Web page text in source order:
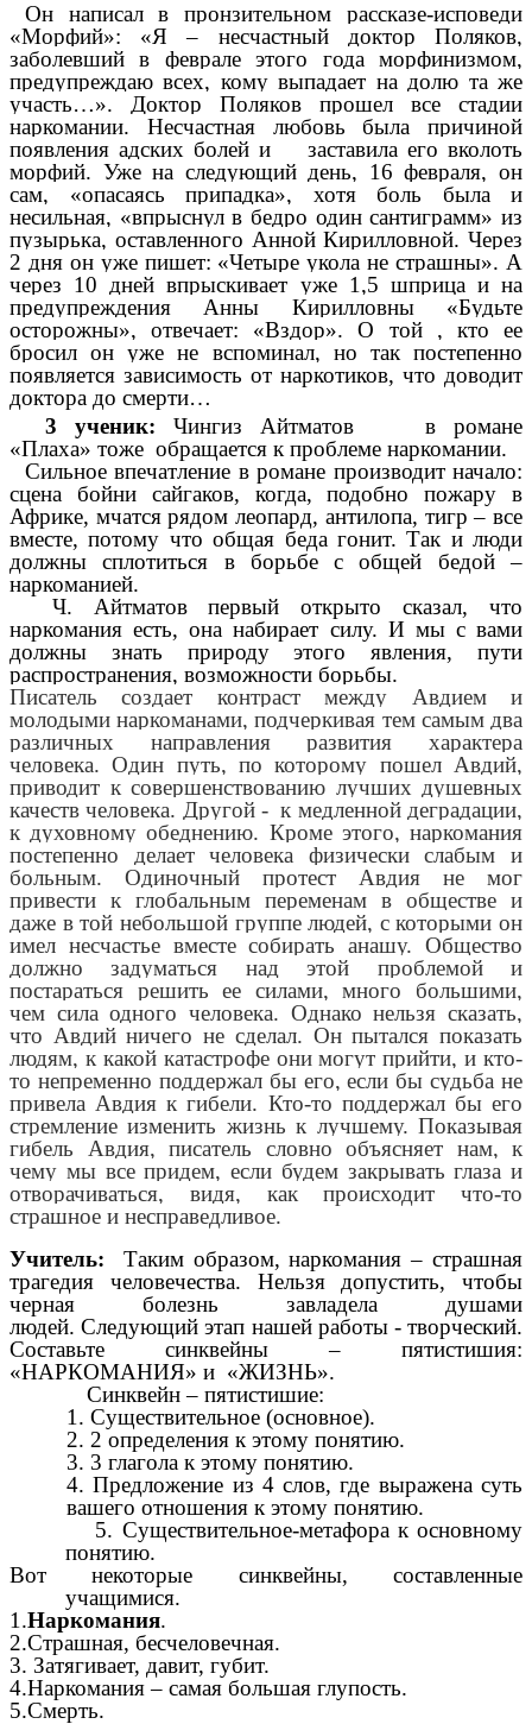
Он написал в пронзительном рассказе-исповеди
«Морфий»: «Я – несчастный доктор Поляков,
заболевший в феврале этого года морфинизмом,
предупреждаю всех, кому выпадает на долю та же
участь…». Доктор Поляков прошел все стадии
наркомании. Несчастная любовь была причиной
появления адских болей и заставила его вколоть
морфий. Уже на следующий день, 16 февраля, он
сам, «опасаясь припадка», хотя боль была и
несильная, «впрыснул в бедро один сантиграмм» из
пузырька, оставленного Анной Кирилловной. Через
2 дня он уже пишет: «Четыре укола не страшны». А
через 10 дней впрыскивает уже 1,5 шприца и на
предупреждения Анны Кирилловны «Будьте
осторожны», отвечает: «Вздор». О той , кто ее
бросил он уже не вспоминал, но так постепенно
появляется зависимость от наркотиков, что доводит
доктора до смерти…
3 ученик: Чингиз Айтматов в романе
«Плаха» тоже обращается к проблеме наркомании.
Сильное впечатление в романе производит начало:
сцена бойни сайгаков, когда, подобно пожару в
Африке, мчатся рядом леопард, антилопа, тигр – все
вместе, потому что общая беда гонит. Так и люди
должны сплотиться в борьбе с общей бедой –
наркоманией.
Ч. Айтматов первый открыто сказал, что
наркомания есть, она набирает силу. И мы с вами
должны знать природу этого явления, пути
распространения, возможности борьбы.
Писатель создает контраст между Авдием и
молодыми наркоманами, подчеркивая тем самым два
различных направления развития характера
человека. Один путь, по которому пошел Авдий,
приводит к совершенствованию лучших душевных
качеств человека. Другой - к медленной деградации,
к духовному обеднению. Кроме этого, наркомания
постепенно делает человека физически слабым и
больным. Одиночный протест Авдия не мог
привести к глобальным переменам в обществе и
даже в той небольшой группе людей, с которыми он
имел несчастье вместе собирать анашу. Общество
должно задуматься над этой проблемой и
постараться решить ее силами, много большими,
чем сила одного человека. Однако нельзя сказать,
что Авдий ничего не сделал. Он пытался показать
людям, к какой катастрофе они могут прийти, и кто-
то непременно поддержал бы его, если бы судьба не
привела Авдия к гибели. Кто-то поддержал бы его
стремление изменить жизнь к лучшему. Показывая
гибель Авдия, писатель словно объясняет нам, к
чему мы все придем, если будем закрывать глаза и
отворачиваться, видя, как происходит что-то
страшное и несправедливое.
Учитель:
Таким образом, наркомания – страшная
трагедия человечества. Нельзя допустить, чтобы
черная болезнь завладела душами
людей. Следующий этап нашей работы - творческий.
Составьте синквейны – пятистишия:
«НАРКОМАНИЯ» и «ЖИЗНЬ».
Синквейн – пятистишие:
1. Существительное (основное).
2. 2 определения к этому понятию.
3. 3 глагола к этому понятию.
4. Предложение из 4 слов, где выражена суть
вашего отношения к этому понятию.
5. Существительное-метафора к основному
понятию.
Вот некоторые синквейны, составленные
учащимися.
1.Наркомания.
2.Страшная, бесчеловечная.
3. Затягивает, давит, губит.
4.Наркомания – самая большая глупость.
5.Смерть.